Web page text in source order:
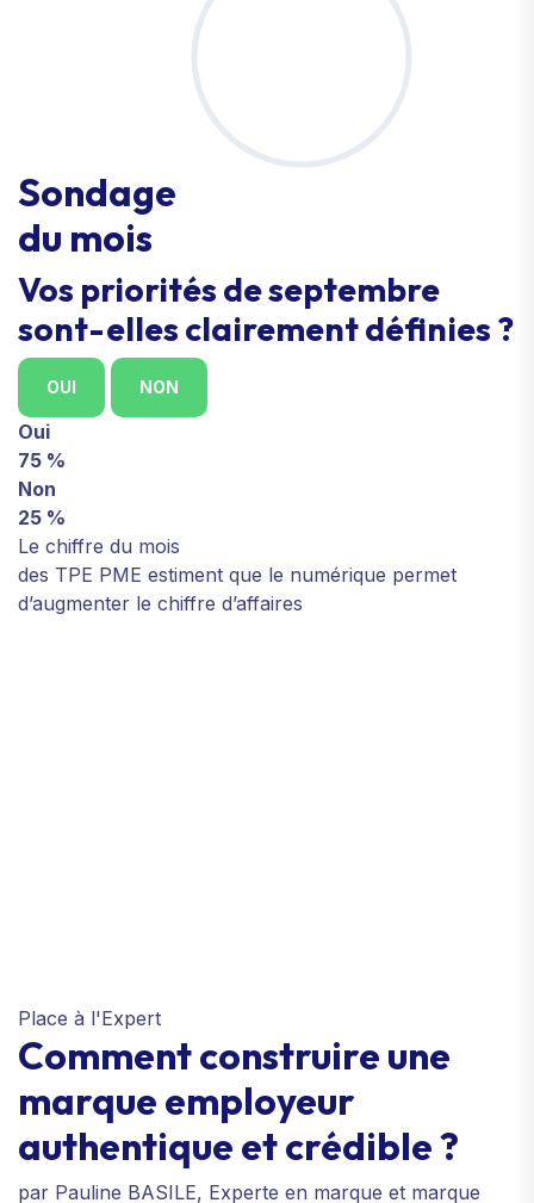
Sondage
du mois
Vos priorités de septembre
sont-elles clairement définies ?
OUI NON
Oui
75 %
Non
25 %
Le chiffre du mois
des TPE PME estiment que le numérique permet
d’augmenter le chiffre d’affaires
Place à l'Expert
Comment construire une
marque employeur
authentique et crédible ?
par Pauline BASILE, Experte en marque et marque